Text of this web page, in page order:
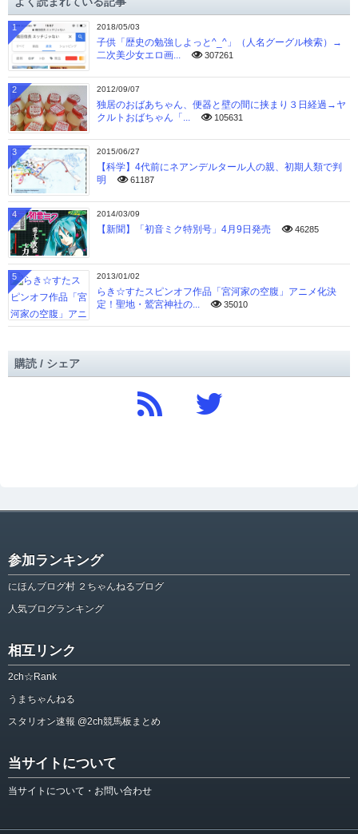
ブ
2018/05/03
子供「歴史の勉強しよっと^_^」（人名グーグル検索）→
二次美少女エロ画...
307261
1
2012/09/07
独居のおばあちゃん、便器と壁の間に挟まり３日経過→ヤ
クルトおばちゃん「...
105631
2
2015/06/27
【科学】4代前にネアンデルタール人の親、初期人類で判
明
61187
3
2014/03/09
【新聞】「初音ミク特別号」4月9日発売 46285
4
2013/01/02
らき☆すたスピンオフ作品「宮河家の空腹」アニメ化決
定！聖地・鷲宮神社の...
35010
5
購読 / シェア
参加ランキング
にほんブログ村 ２ちゃんねるブログ
人気ブログランキング
相互リンク
2ch☆Rank
うまちゃんねる
スタリオン速報 @2ch競馬板まとめ
当サイトについて
当サイトについて・お問い合わせ